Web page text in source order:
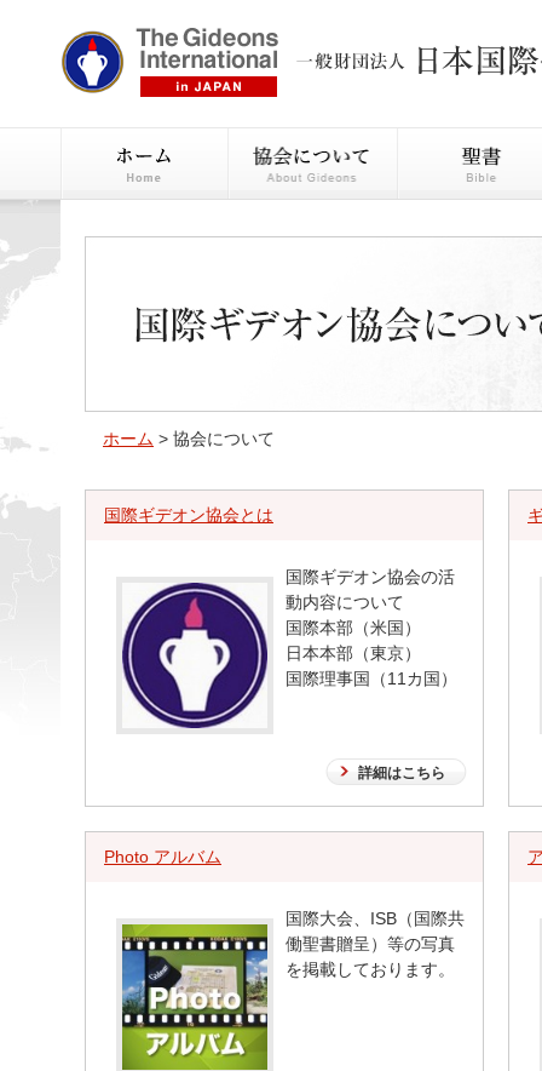
ホーム > 協会について
国際ギデオン協会とは
国際ギデオン協会の活
動内容について
国際本部（米国）
日本本部（東京）
国際理事国（11カ国）
詳細はこちら
Photo アルバム
国際大会、ISB（国際共
働聖書贈呈）等の写真
を掲載しております。